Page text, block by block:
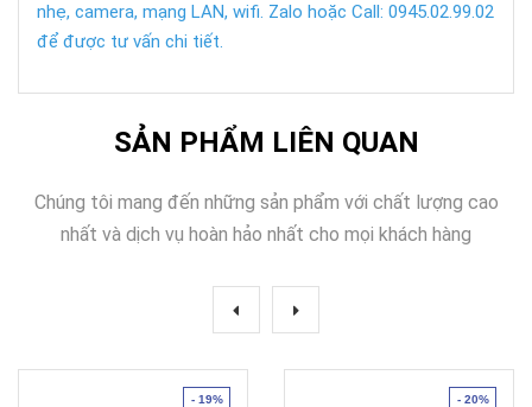
nhẹ, camera, mạng LAN, wifi. Zalo hoặc Call: 0945.02.99.02
để được tư vấn chi tiết.
SẢN PHẨM LIÊN QUAN
Chúng tôi mang đến những sản phẩm với chất lượng cao
nhất và dịch vụ hoàn hảo nhất cho mọi khách hàng
- 19% - 20%